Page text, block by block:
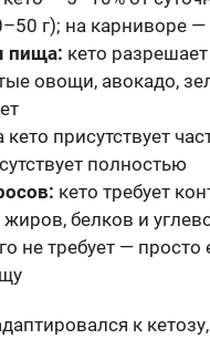
г); на карниворе —
пища: кето разрешает
овощи, авокадо,
кето присутствует
полностью
кето требует
белков и
не требует — просто
к